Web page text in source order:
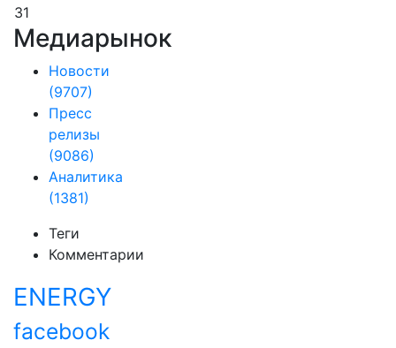
31
Медиарынок
Новости
(9707)
Пресс
релизы
(9086)
Аналитика
(1381)
Теги
Комментарии
ENERGY
facebook